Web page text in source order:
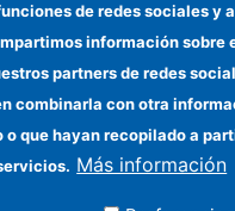
CSIC
proveedores
de redes sociales y
información sobre
partners de redes
combinarla con otra
que hayan recopilado a
Más información